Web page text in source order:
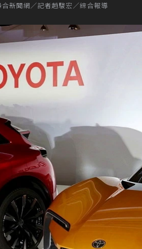
合新聞網／記者趙駿宏／綜合報導